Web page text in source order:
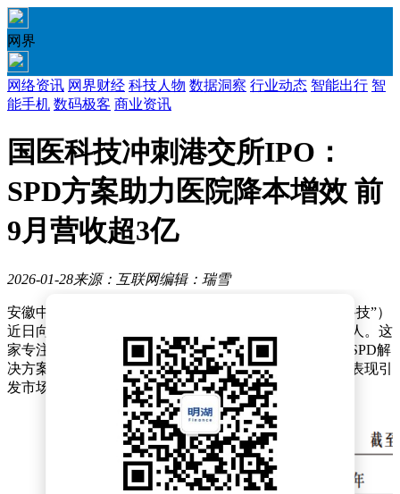
网界
网络资讯 网界财经 科技人物 数据洞察 行业动态 智能出行 智
能手机 数码极客 商业资讯
国医科技冲刺港交所IPO：
SPD方案助力医院降本增效 前
9月营收超3亿
2026-01-28来源：互联网编辑：瑞雪
安徽中技国医医疗科技股份有限公司（以下简称“国医科技”）
近日向港交所递交上市申请，由国泰海通担任独家保荐人。这
家专注于医疗供应链智能化升级的企业，正通过创新型SPD解
决方案重塑传统医院物资管理模式，其业务布局与财务表现引
发市场关注。